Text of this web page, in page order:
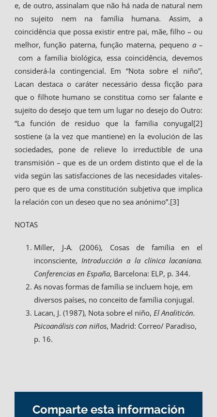
e, de outro, assinalam que não há nada de natural nem
no sujeito nem na família humana. Assim, a
coincidência que possa existir entre pai, mãe, filho – ou
melhor, função paterna, função materna, pequeno a –
com a família biológica, essa coincidência, devemos
considerá-la contingencial. Em “Nota sobre el niño”,
Lacan destaca o caráter necessário dessa ficção para
que o filhote humano se constitua como ser falante e
sujeito do desejo que tem um lugar no desejo do Outro:
“La función de residuo que la familia conyugal[2]
sostiene (a la vez que mantiene) en la evolución de las
sociedades, pone de relieve lo irreductible de una
transmisión – que es de un ordem distinto que el de la
vida según las satisfacciones de las necesidades vitales-
pero que es de uma constitución subjetiva que implica
la relación con un deseo que no sea anónimo”.[3]
NOTAS
Miller, J-A. (2006), Cosas de família en el
inconsciente,Introducción a la clínica lacaniana.
Conferencias en España, Barcelona: ELP, p. 344.
As novas formas de família se incluem hoje, em
diversos países, no conceito de família conjugal.
Lacan, J. (1987), Nota sobre el niño, El Analiticón.
Psicoanálisis con niños, Madrid: Correo/ Paradiso,
p. 16.
Comparte esta información